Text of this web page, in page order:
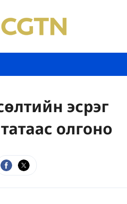
эсрэг
олгоно